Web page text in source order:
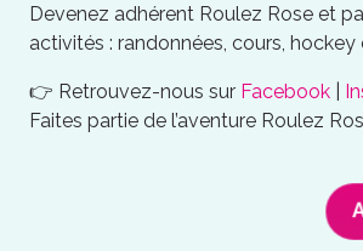
Devenez adhérent Roulez Rose et
activités : randonnées, cours, hockey
👉 Retrouvez-nous sur Facebook
Faites partie de l’aventure Roulez